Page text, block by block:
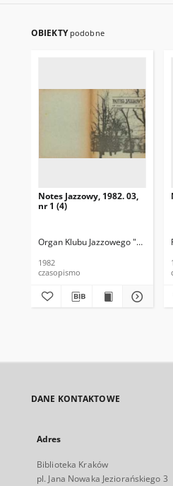
OBIEKTY podobne
Notes Jazzowy, 1982. 03,
nr 1 (4)
Organ Klubu Jazzowego "Rotunda"
1982
czasopismo
DANE KONTAKTOWE
Adres
Biblioteka Kraków
pl. Jana Nowaka Jeziorańskiego 3